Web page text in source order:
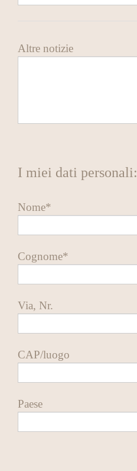
Altre notizie
I miei dati personali:
Nome*
Cognome*
Via, Nr.
CAP/luogo
Paese